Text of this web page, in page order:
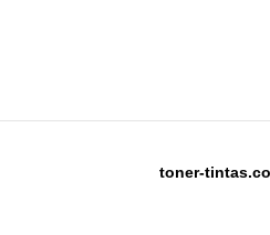
toner-